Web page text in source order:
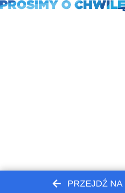
PRZEJDŹ NA